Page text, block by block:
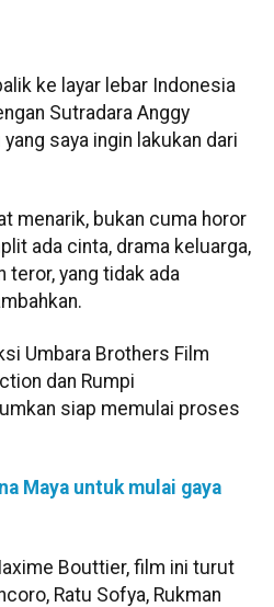
ke layar lebar Indonesia
Sutradara Anggy
saya ingin lakukan dari
menarik, bukan cuma horor
ada cinta, drama keluarga,
teror, yang tidak ada
Umbara Brothers Film
dan Rumpi
siap memulai proses
Maya untuk mulai gaya
Bouttier, film ini turut
Ratu Sofya, Rukman